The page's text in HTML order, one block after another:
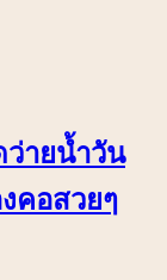
ว่ายน้ำวัน
คอสวยๆ